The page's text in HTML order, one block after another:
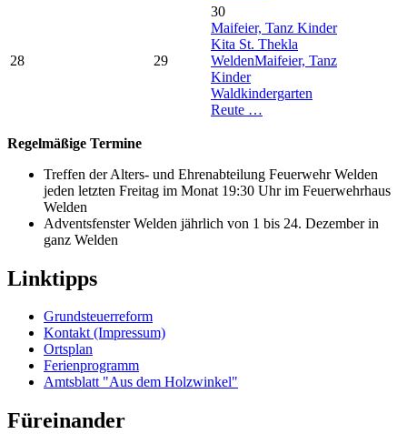
28 29
30
Maifeier, Tanz Kinder
Kita St. Thekla
WeldenMaifeier, Tanz
Kinder
Waldkindergarten
Reute …
Regelmäßige Termine
Treffen der Alters- und Ehrenabteilung Feuerwehr Welden
jeden letzten Freitag im Monat 19:30 Uhr im Feuerwehrhaus
Welden
Adventsfenster Welden jährlich von 1 bis 24. Dezember in
ganz Welden
Linktipps
Grundsteuerreform
Kontakt (Impressum)
Ortsplan
Ferienprogramm
Amtsblatt "Aus dem Holzwinkel"
Füreinander